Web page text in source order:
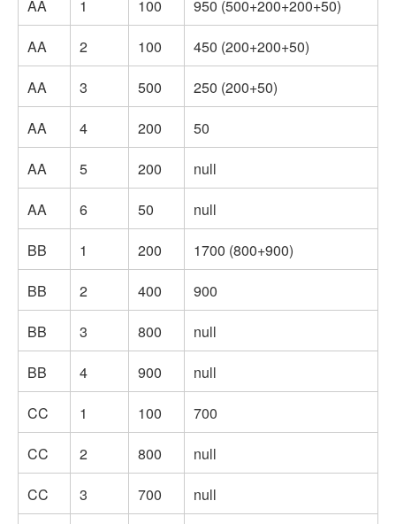
AA 1 100
950 (500+200+200+50)
AA
2 100
450 (200+200+50)
AA
3 500
250 (200+50)
AA
4 200
50
AA
5 200
null
AA
6 50
null
BB
1 200
1700 (800+900)
BB
2 400
900
BB
3 800
null
BB
4 900
null
CC
1 100
700
CC
2 800
null
CC
3 700
null